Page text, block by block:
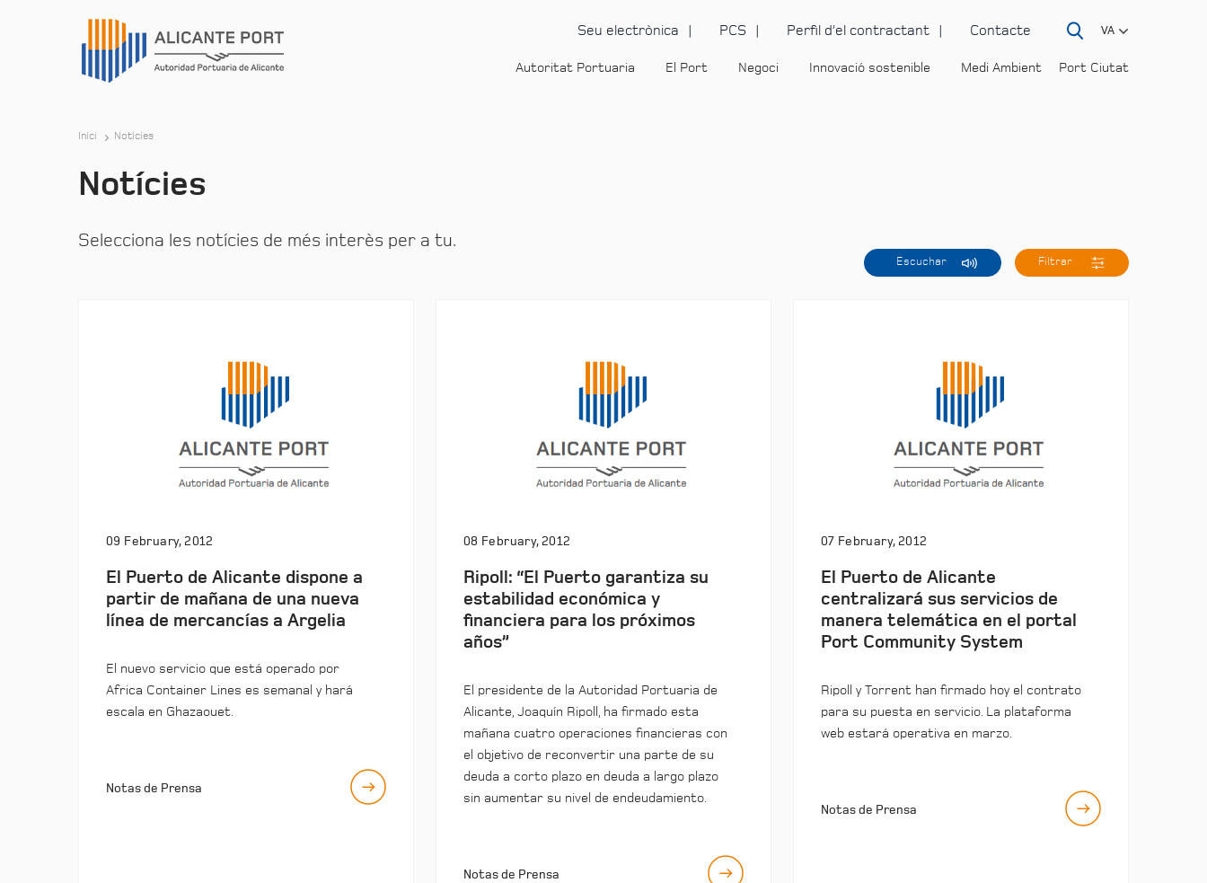
Seu electrònica PCS Perfil d’el contractant Contacte VA
Autoritat Portuaria El Port Negoci Innovació sostenible Medi Ambient Port Ciutat
Inici Notícies
Notícies
Selecciona les notícies de més interès per a tu.
Escuchar Filtrar
09 February, 2012
El Puerto de Alicante dispone a
partir de mañana de una nueva
línea de mercancías a Argelia
El nuevo servicio que está operado por
Africa Container Lines es semanal y hará
escala en Ghazaouet.
Notas de Prensa
08 February, 2012
Ripoll: “El Puerto garantiza su
estabilidad económica y
financiera para los próximos
años”
El presidente de la Autoridad Portuaria de
Alicante, Joaquín Ripoll, ha firmado esta
mañana cuatro operaciones financieras con
el objetivo de reconvertir una parte de su
deuda a corto plazo en deuda a largo plazo
sin aumentar su nivel de endeudamiento.
Notas de Prensa
07 February, 2012
El Puerto de Alicante
centralizará sus servicios de
manera telemática en el portal
Port Community System
Ripoll y Torrent han firmado hoy el contrato
para su puesta en servicio. La plataforma
web estará operativa en marzo.
Notas de Prensa